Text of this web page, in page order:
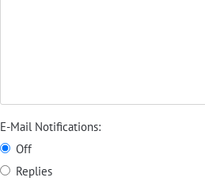
E-Mail Notifications:
Off
Replies